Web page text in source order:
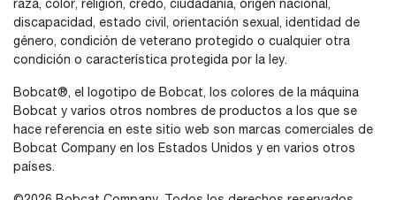
raza, color, religión, credo, ciudadanía, origen nacional,
discapacidad, estado civil, orientación sexual, identidad de
género, condición de veterano protegido o cualquier otra
condición o característica protegida por la ley.
Bobcat®, el logotipo de Bobcat, los colores de la máquina
Bobcat y varios otros nombres de productos a los que se
hace referencia en este sitio web son marcas comerciales de
Bobcat Company en los Estados Unidos y en varios otros
países.